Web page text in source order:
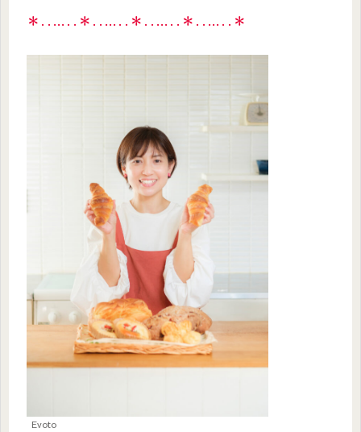
＊‥…‥＊‥…‥＊‥…‥＊‥…‥＊
Evoto